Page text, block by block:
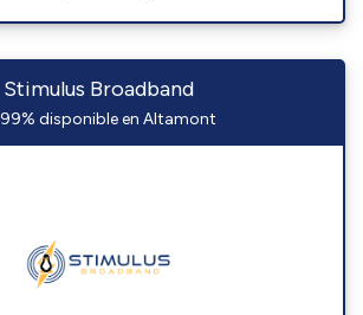
Stimulus Broadband
99% disponible en Altamont